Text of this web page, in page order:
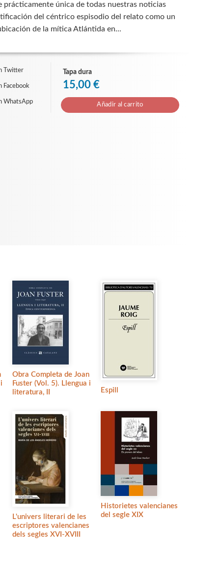
única de todas nuestras noticias
del céntrico espisodio del relato como un
de la mítica Atlántida en...
Twitter
Facebook
WhatsApp
Tapa dura
15,00 €
Añadir al carrito
Obra Completa de Joan
Fuster (Vol. 5). Llengua i
literatura, II
Espill
L'univers literari de les
escriptores valencianes
dels segles XVI-XVIII
Historietes valencianes
del segle XIX